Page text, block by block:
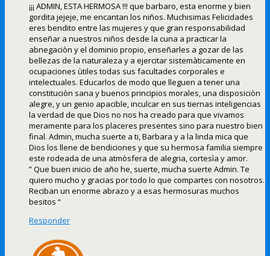
¡¡¡ ADMIN, ESTA HERMOSA !!! que barbaro, esta enorme y bien
gordita jejeje, me encantan los niños. Muchisimas Felicidades
eres bendito entre las mujeres y que gran responsabilidad
enseñar a nuestros niños desde la cuna a practicar la
abnegaciòn y el dominio propio, enseñarles a gozar de las
bellezas de la naturaleza y a ejercitar sistemàticamente en
ocupaciones ùtiles todas sus facultades corporales e
intelectuales. Educarlos de modo que lleguen a tener una
constituciòn sana y buenos principios morales, una disposiciòn
alegre, y un genio apacible, inculcar en sus tiernas inteligencias
la verdad de que Dios no nos ha creado para que vivamos
meramente para los placeres presentes sino para nuestro bien
final. Admin, mucha suerte a ti, Barbara y a la linda mica que
Dios los llene de bendiciones y que su hermosa familia siempre
este rodeada de una atmòsfera de alegria, cortesìa y amor.
” Que buen inicio de año he, suerte, mucha suerte Admin. Te
quiero mucho y gracias por todo lo que compartes con nosotros.
Reciban un enorme abrazo y a esas hermosuras muchos
besitos “
Responder